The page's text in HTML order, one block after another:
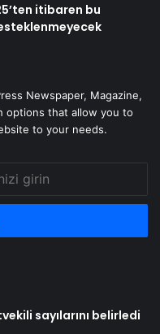
itibaren bu
Newspaper, Magazine,
options that allow you to
to your needs.
sayılarını belirledi